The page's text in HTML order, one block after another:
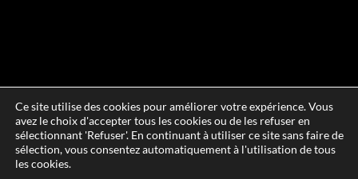
Ce site utilise des cookies pour améliorer votre expérience. Vous
avez le choix d'accepter tous les cookies ou de les refuser en
sélectionnant 'Refuser'. En continuant à utiliser ce site sans faire de
sélection, vous consentez automatiquement à l'utilisation de tous
les cookies.